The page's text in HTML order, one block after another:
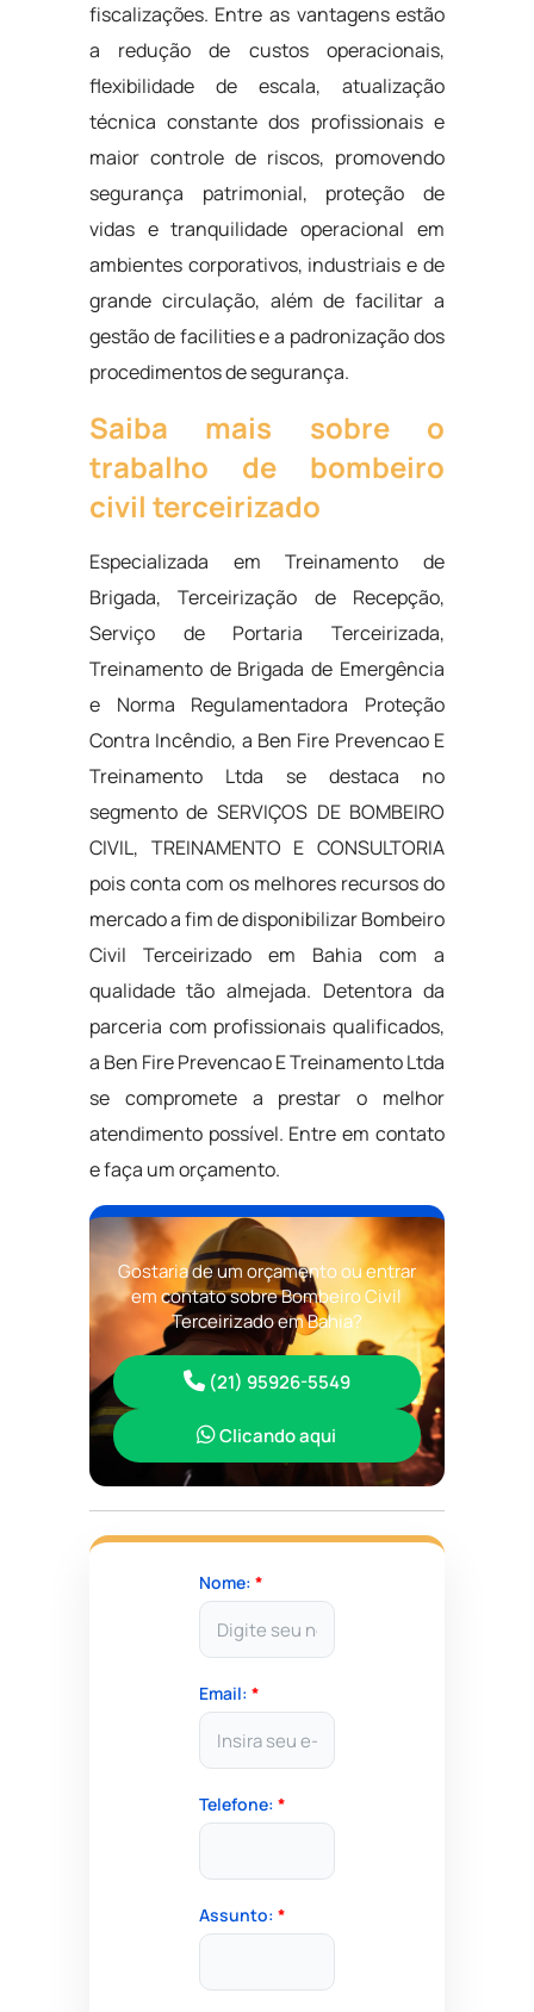
fiscalizações. Entre as vantagens estão
a redução de custos operacionais,
flexibilidade de escala, atualização
técnica constante dos profissionais e
maior controle de riscos, promovendo
segurança patrimonial, proteção de
vidas e tranquilidade operacional em
ambientes corporativos, industriais e de
grande circulação, além de facilitar a
gestão de facilities e a padronização dos
procedimentos de segurança.
Saiba mais sobre o
trabalho de bombeiro
civil terceirizado
Especializada em Treinamento de
Brigada, Terceirização de Recepção,
Serviço de Portaria Terceirizada,
Treinamento de Brigada de Emergência
e Norma Regulamentadora Proteção
Contra Incêndio, a Ben Fire Prevencao E
Treinamento Ltda se destaca no
segmento de SERVIÇOS DE BOMBEIRO
CIVIL, TREINAMENTO E CONSULTORIA
pois conta com os melhores recursos do
mercado a fim de disponibilizar Bombeiro
Civil Terceirizado em Bahia com a
qualidade tão almejada. Detentora da
parceria com profissionais qualificados,
a Ben Fire Prevencao E Treinamento Ltda
se compromete a prestar o melhor
atendimento possível. Entre em contato
e faça um orçamento.
Gostaria de um orçamento ou entrar
em contato sobre Bombeiro Civil
Terceirizado em Bahia?
(21) 95926-5549
Clicando aqui
Nome: *
Email: *
Telefone: *
Assunto: *